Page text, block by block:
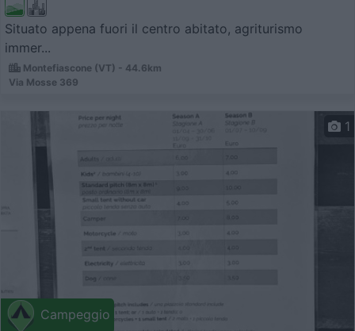
Situato appena fuori il centro abitato, agriturismo
immer...
Montefiascone (VT) - 44.6km
Via Mosse 369
Campeggio
1